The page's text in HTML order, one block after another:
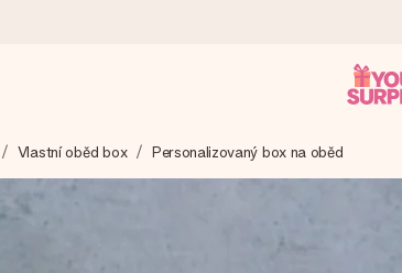
– abyste ho mohli darovat právě v tu správnou
Vlastní oběd box Personalizovaný box na oběd